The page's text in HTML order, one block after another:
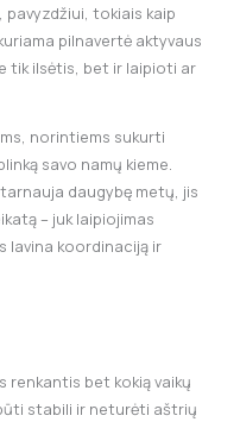
tokiais kaip
pilnavertė aktyvaus
tik ilsėtis, bet ir laipioti ar
norintiems sukurti
savo namų kieme.
daugybę metų, jis
– juk laipiojimas
lavina koordinaciją ir
renkantis bet kokią vaikų
stabili ir neturėti aštrių